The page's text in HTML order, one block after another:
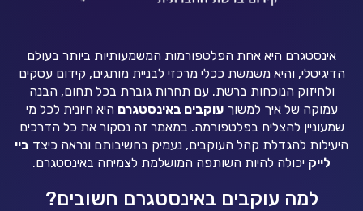
אינסטגרם היא אחת הפלטפורמות המשמעותיות ביותר בעולם
הדיגיטלי, והיא משמשת ככלי מרכזי לבניית מותגים, קידום עסקים
ולחיזוק הנוכחות ברשת. עם תחרות גוברת בכל תחום, הבנה
עמוקה של איך למשוךעוקבים באינסטגרם היא חיונית לכל מי
שמעוניין להצליח בפלטפורמה. במאמר זה נסקור את כל הדרכים
היעילות להגדלת קהל העוקבים, נעמיק בחשיבותם ונראה כיצד ביי
לייק יכולה להיות השותפה המושלמת לצמיחה באינסטגרם.
למה עוקבים באינסטגרם חשובים?